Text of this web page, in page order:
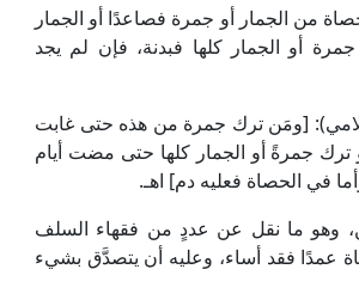
إن ترك حصاة من الجمار أو جمرة فصاعدًا أو الجمار
أو الجمار كلها فبدنة، فإن لم يجد
(3/ 276، ط. دار الغرب الإسلامي): [ومَن ترك جمرة من هذه حتى غابت
جمرةً أو الجمار كلها حتى مضت أيام
في الحصاة فعليه دم] اهـ.
وهو ما نقل عن عددٍ من فقهاء السلف
عمدًا فقد أساء، وعليه أن يتصدَّق بشيء